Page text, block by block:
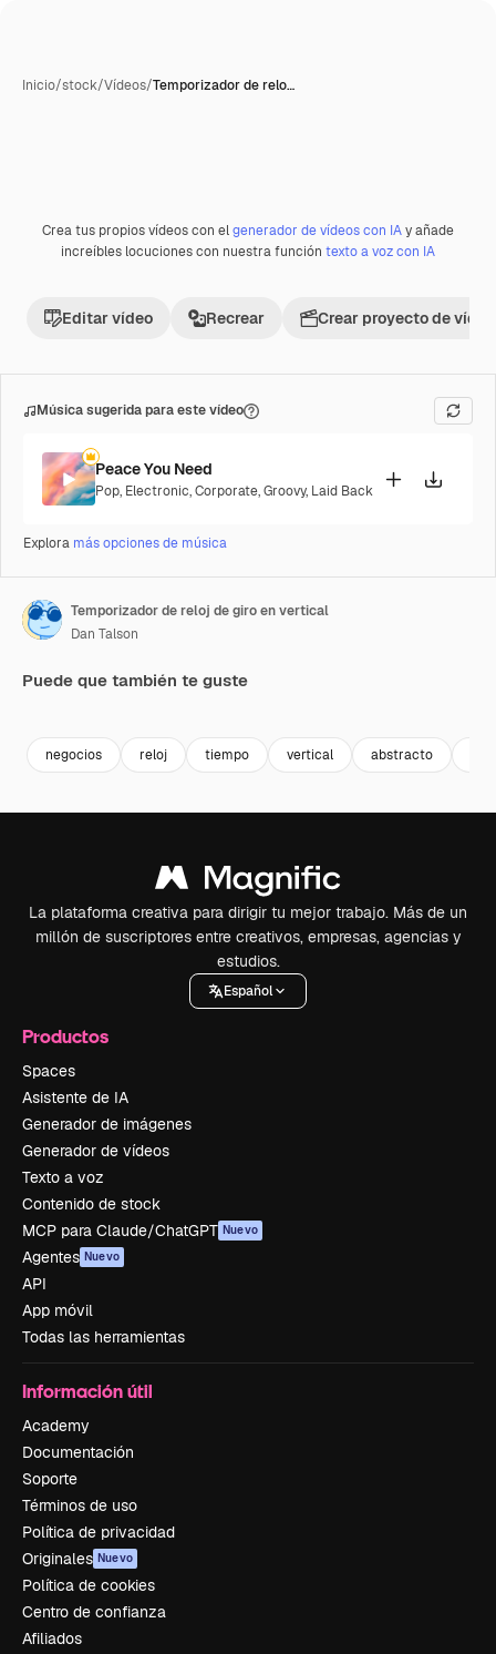
Inicio/stock/Vídeos/Temporizador de relo…
Premium
Crea tus propios vídeos con elgenerador de vídeos con IAy añade
increíbles locuciones con nuestra función texto a voz con IA
Editar vídeo Recrear Crear proyecto de vídeo
Música sugerida para este vídeo
Peace You Need
Pop, Electronic,Corporate,Groovy, Laid Back
Explora más opciones de música
Temporizador de reloj de giro en vertical
Dan Talson
Puede que también te guste
negocios reloj tiempo vertical abstracto
La plataforma creativa para dirigir tu mejor trabajo. Más de un
millón de suscriptores entre creativos, empresas, agencias y
estudios.
Español
Productos
Spaces
Asistente de IA
Generador de imágenes
Generador de vídeos
Texto a voz
Contenido de stock
MCP para Claude/ChatGPT Nuevo
Agentes Nuevo
API
App móvil
Todas las herramientas
Información útil
Academy
Documentación
Soporte
Términos de uso
Política de privacidad
Originales Nuevo
Política de cookies
Centro de confianza
Afiliados